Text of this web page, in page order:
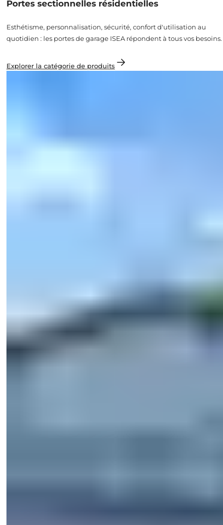
Portes sectionnelles résidentielles
Esthétisme, personnalisation, sécurité, confort d'utilisation au
quotidien : les portes de garage ISEA répondent à tous vos besoins.
Explorer la catégorie de produits